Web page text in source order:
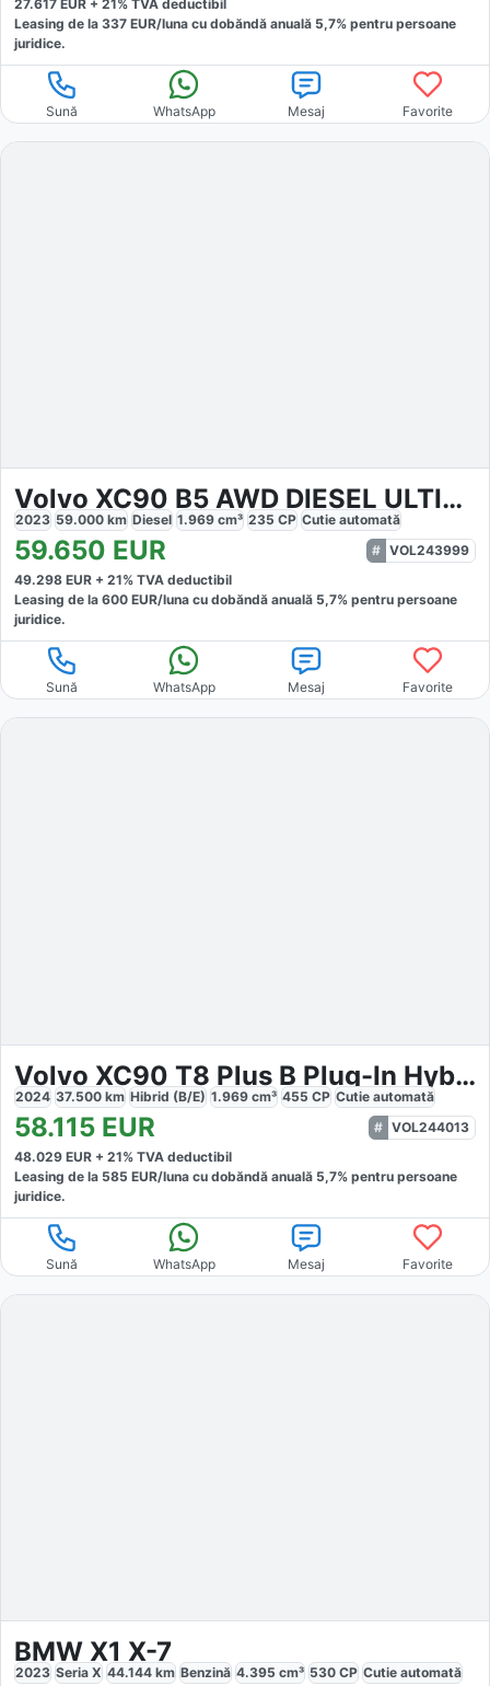
27.617 EUR + 21 % TVA deductibil
Leasing de la 337 EUR/luna cu dobăndă anuală 5,7% pentru persoane
juridice.
Sună WhatsApp Mesaj Favorite
Volvo XC90 B5 AWD DIESEL ULTIMATE
2023 59.000 km Diesel 1.969 cm³ 235 CP Cutie automată
59.650 EUR
VOL243999
49.298 EUR + 21% TVA deductibil
Leasing de la 600 EUR/luna cu dobăndă anuală 5,7% pentru persoane
juridice.
Sună WhatsApp Mesaj Favorite
Volvo XC90 T8 Plus B Plug-In Hybrid AWD
2024 37.500 km Hibrid (B/E) 1.969 cm³ 455 CP Cutie automată
58.115 EUR
VOL244013
48.029 EUR + 21% TVA deductibil
Leasing de la 585 EUR/luna cu dobăndă anuală 5,7% pentru persoane
juridice.
Sună WhatsApp Mesaj Favorite
BMW X1 X-7
2023 Seria X 44.144 km Benzină 4.395 cm³ 530 CP Cutie automată